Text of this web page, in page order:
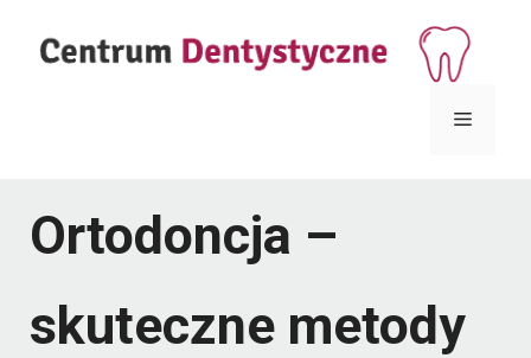
Menu
Ortodoncja –
skuteczne metody